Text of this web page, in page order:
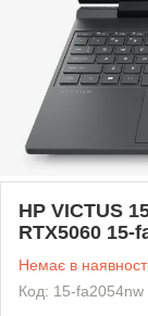
HP VICTUS
RTX5060 15-
Немає в
Код: 15-fa2054nw